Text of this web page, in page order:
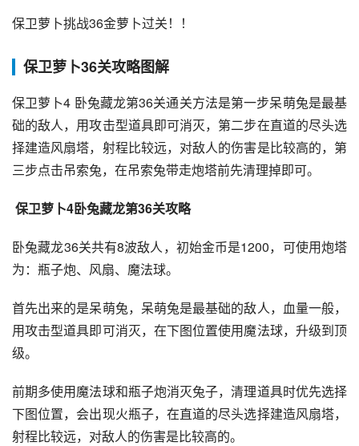
保卫萝卜挑战36金萝卜过关！！
保卫萝卜36关攻略图解
保卫萝卜4 卧兔藏龙第36关通关方法是第一步呆萌兔是最基
础的敌人，用攻击型道具即可消灭，第二步在直道的尽头选
择建造风扇塔，射程比较远，对敌人的伤害是比较高的，第
三步点击吊索兔，在吊索兔带走炮塔前先清理掉即可。
保卫萝卜4卧兔藏龙第36关攻略
卧兔藏龙36关共有8波敌人，初始金币是1200，可使用炮塔
为：瓶子炮、风扇、魔法球。
首先出来的是呆萌兔，呆萌兔是最基础的敌人，血量一般，
用攻击型道具即可消灭，在下图位置使用魔法球，升级到顶
级。
前期多使用魔法球和瓶子炮消灭兔子，清理道具时优先选择
下图位置，会出现火瓶子，在直道的尽头选择建造风扇塔，
射程比较远，对敌人的伤害是比较高的。